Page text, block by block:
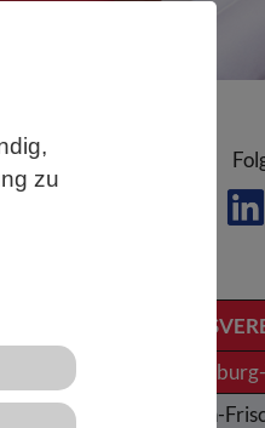
zu
Karl-von-